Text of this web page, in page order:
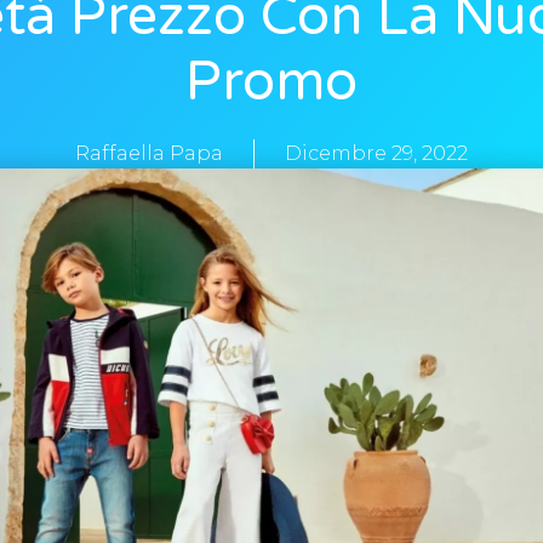
Prezzo Con La
Promo
Raffaella Papa Dicembre 29, 2022